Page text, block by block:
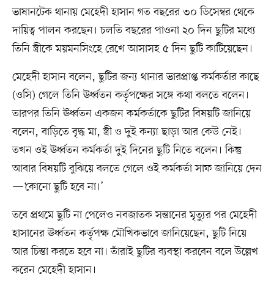
ভাষানটেক থানায় মেহেদী হাসান গত বছরের ৩০ ডিসেম্বর থেকে
দায়িত্ব পালন করছেন। চলতি বছরের পাওনা ২০ দিন ছুটির মধ্যে
তিনি স্ত্রীকে ময়মনসিংহে রেখে আসাসহ ৫ দিন ছুটি কাটিয়েছেন।
মেহেদী হাসান বলেন, ছুটির জন্য থানার ভারপ্রাপ্ত কর্মকর্তার কাছে
(ওসি) গেলে তিনি ঊর্ধ্বতন কর্তৃপক্ষের সঙ্গে কথা বলতে বলেন।
তারপর তিনি ঊর্ধ্বতন একজন কর্মকর্তাকে ছুটির বিষয়টি জানিয়ে
বলেন, বাড়িতে বৃদ্ধ মা, স্ত্রী ও দুই কন্যা ছাড়া আর কেউ নেই।
তখন ওই ঊর্ধ্বতন কর্মকর্তা দুই দিনের ছুটি নিতে বলেন। কিন্তু
আবার বিষয়টি বুঝিয়ে বলতে গেলে ওই কর্মকর্তা সাফ জানিয়ে দেন
—‘কোনো ছুটি হবে না।’
তবে প্রথমে ছুটি না পেলেও নবজাতক সন্তানের মৃত্যুর পর মেহেদী
হাসানের ঊর্ধ্বতন কর্তৃপক্ষ মৌখিকভাবে জানিয়েছেন, ছুটি নিয়ে
আর চিন্তা করতে হবে না। তাঁরাই ছুটির ব্যবস্থা করবেন বলে উল্লেখ
করেন মেহেদী হাসান।